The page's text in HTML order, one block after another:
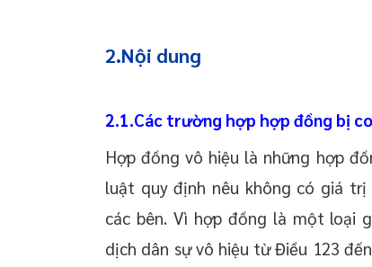
2.Nội dung
2.1.Các trường hợp hợp đồng bị
Hợp đồng vô hiệu là những hợp
luật quy định nêu không có giá trị
các bên. Vì hợp đồng là một loại
dịch dân sự vô hiệu từ Điều 123